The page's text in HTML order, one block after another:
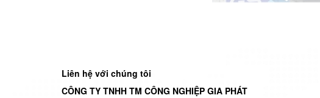
Liên hệ với chúng tôi
CÔNG TY TNHH TM CÔNG NGHIỆP GIA PHÁT